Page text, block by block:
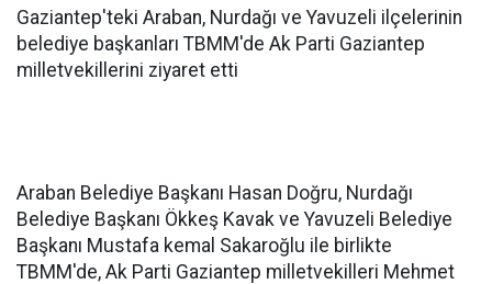
Gaziantep'teki Araban, Nurdağı ve Yavuzeli ilçelerinin
belediye başkanları TBMM'de Ak Parti Gaziantep
milletvekillerini ziyaret etti
Araban Belediye Başkanı Hasan Doğru, Nurdağı
Belediye Başkanı Ökkeş Kavak ve Yavuzeli Belediye
Başkanı Mustafa kemal Sakaroğlu ile birlikte
TBMM'de, Ak Parti Gaziantep milletvekilleri Mehmet